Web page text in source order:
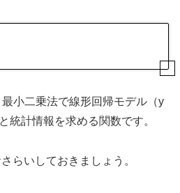
小二乗法で線形回帰モデル（y
統計情報を求める関数です。
らいしておきましょう。